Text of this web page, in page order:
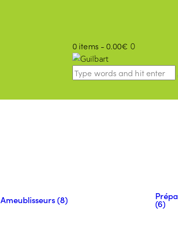
0 items - 0.00€ 0
Ameublisseurs (8) (6)